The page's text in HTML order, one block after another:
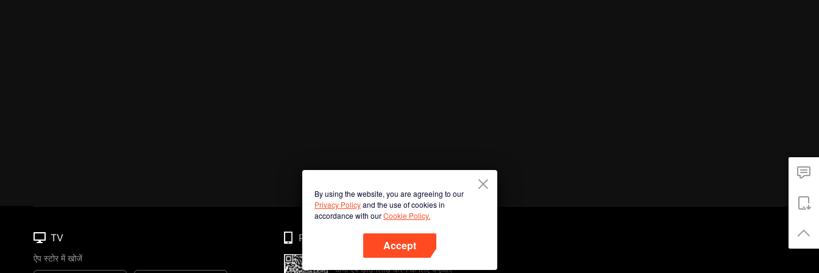
By using the website, you are agreeing to our
Privacy Policyand the use of cookies in
accordance with ourCookie Policy.
Accept
TV
ऐप स्टोर में खोजें
Phone
अभी ऐप डाउनलोड करने के लिए क्यूआर